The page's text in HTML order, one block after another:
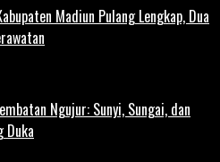
Madiun Pulang Lengkap, Dua
Ngujur: Sunyi, Sungai, dan
Duka